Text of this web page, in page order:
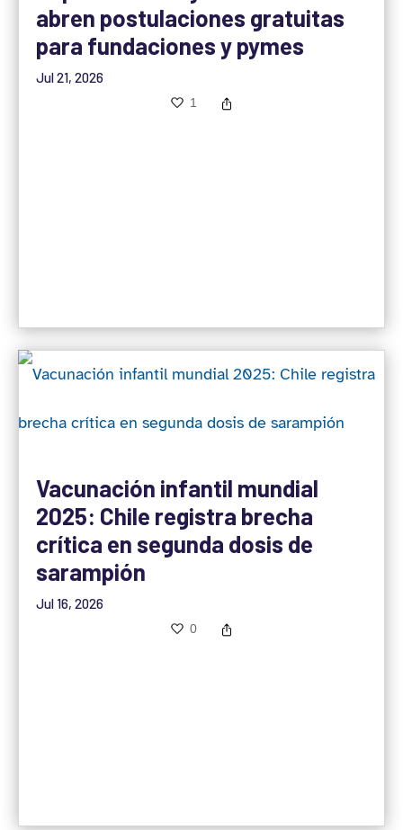
abren postulaciones gratuitas
para fundaciones y pymes
Jul 21, 2026
1
Vacunación infantil mundial
2025: Chile registra brecha
crítica en segunda dosis de
sarampión
Jul 16, 2026
0